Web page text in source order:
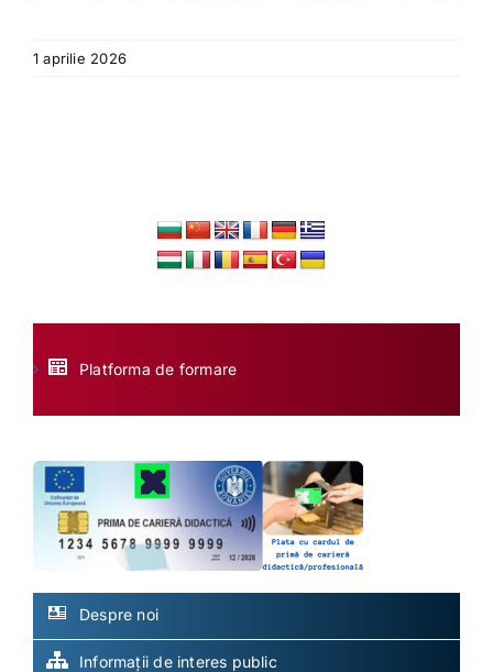
1 aprilie 2026
Platforma de formare
Despre noi
Informații de interes public